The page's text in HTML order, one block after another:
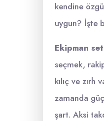
kendine
uygun? İşte
Ekipman
seçmek,
kılıç ve
zamanda
şart. Aksi